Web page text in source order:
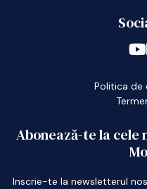
Politica de
Abonează-te la cele
Inscrie-te la newsletterul